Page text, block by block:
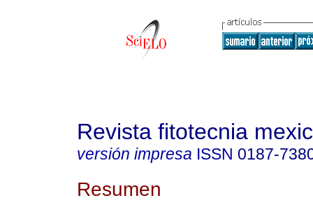
Revista fitotecnia
versión impresa ISSN 0187-
Resumen